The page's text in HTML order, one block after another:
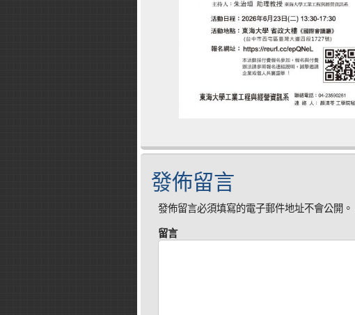
發佈留言
發佈留言必須填寫的電子郵件地址不會公開。
留言